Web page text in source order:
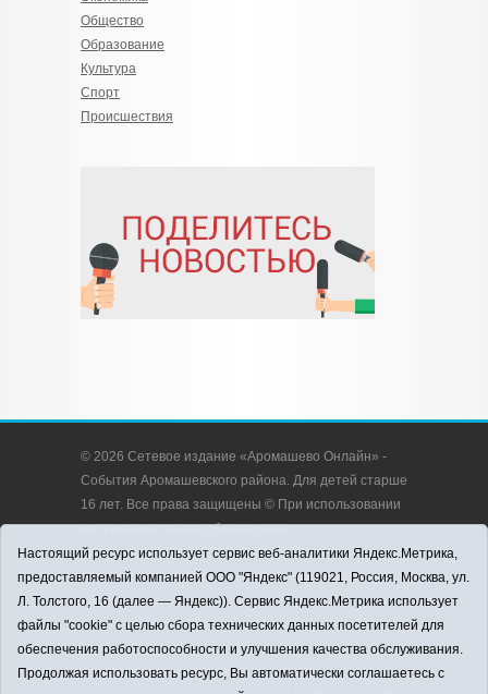
Общество
Образование
Культура
Спорт
Происшествия
© 2026 Сетевое издание «Аромашево Онлайн» -
События Аромашевского района. Для детей старше
16 лет. Все права защищены © При использовании
материалов ссылка обязательна.
Адрес редакции: 627350, Россия, Тюменская
область, Аромашевский район, с. Аромашево, ул.
Кирова, д. 13.
Адрес электронной почты редакции:
strudu72@obl72.ru
Телефон редакции: 8 (34545) 2-30-58
Настоящий ресурс использует сервис веб-аналитики Яндекс.Метрика,
предоставляемый компанией ООО "Яндекс" (119021, Россия, Москва, ул.
Л. Толстого, 16 (далее — Яндекс)). Сервис Яндекс.Метрика использует
файлы "cookie" с целью сбора технических данных посетителей для
обеспечения работоспособности и улучшения качества обслуживания.
Продолжая использовать ресурс, Вы автоматически соглашаетесь с